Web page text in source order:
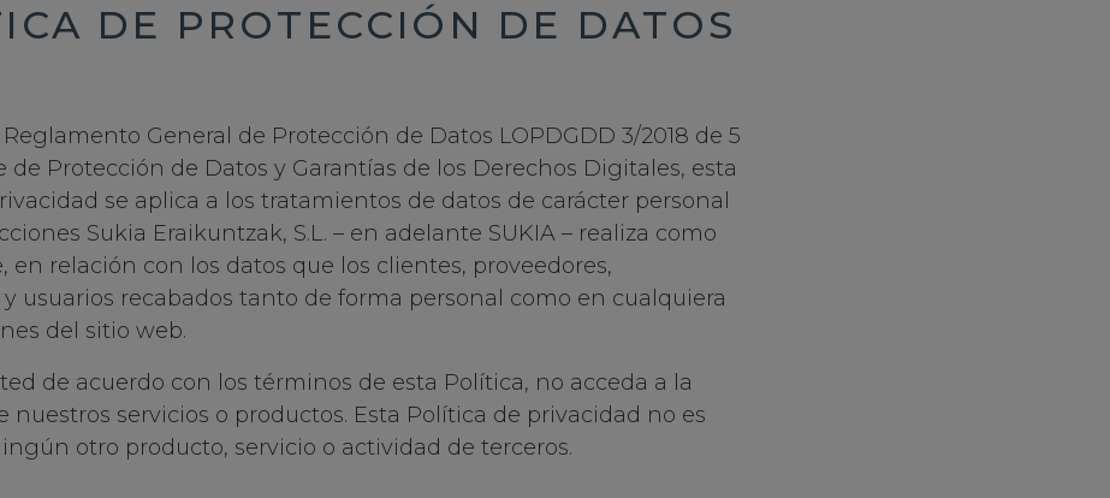
DE PROTECCIÓN DE DATOS
General de Protección de Datos LOPDGDD 3/2018 de 5
de Protección de Datos y Garantías de los Derechos Digitales, esta
se aplica a los tratamientos de datos de carácter personal
Sukia Eraikuntzak, S.L. – en adelante SUKIA – realiza como
en relación con los datos que los clientes, proveedores,
usuarios recabados tanto de forma personal como en cualquiera
del sitio web.
de acuerdo con los términos de esta Política, no acceda a la
nuestros servicios o productos. Esta Política de privacidad no es
otro producto, servicio o actividad de terceros.